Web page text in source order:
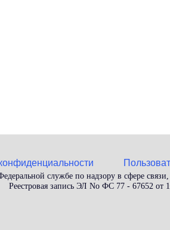
службе по надзору в сфере
Реестровая запись ЭЛ No ФС 77 - 67652 от